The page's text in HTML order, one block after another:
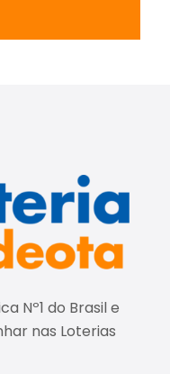
Nº1 do Brasil e
nas Loterias